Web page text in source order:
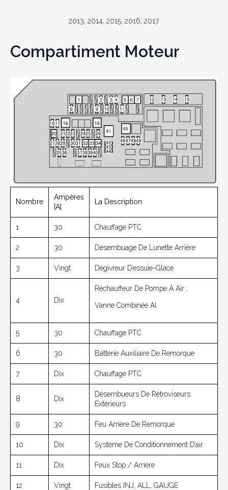
2013, 2014, 2015, 2016, 2017.
Compartiment Moteur
Nombre
Ampères
[A]
La Description
1 30 Chauffage PTC
2 30 Désembuage De Lunette Arrière
3 Vingt Dégivreur D’essuie-Glace
4 Dix
Réchauffeur De Pompe À Air ;
Vanne Combinée AI.
5 30 Chauffage PTC
6 30 Batterie Auxiliaire De Remorque
7 Dix Chauffage PTC
8 Dix
Désembueurs De Rétroviseurs
Extérieurs
9 30 Feu Arrière De Remorque
10 Dix Système De Conditionnement D’air
11 Dix Feux Stop / Arrière
12 Vingt Fusibles INJ, ALL, GAUGE